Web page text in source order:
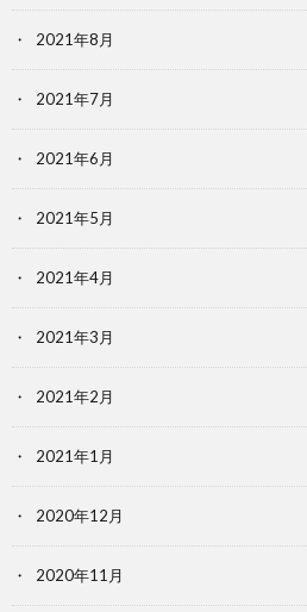
2021年8月
2021年7月
2021年6月
2021年5月
2021年4月
2021年3月
2021年2月
2021年1月
2020年12月
2020年11月